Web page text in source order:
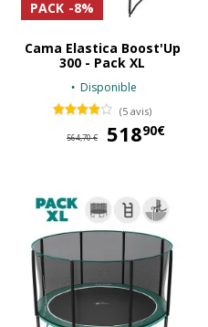
PACK -8%
Cama Elastica Boost'Up
300 - Pack XL
Disponible
(5 avis)
564,70 € 51890€